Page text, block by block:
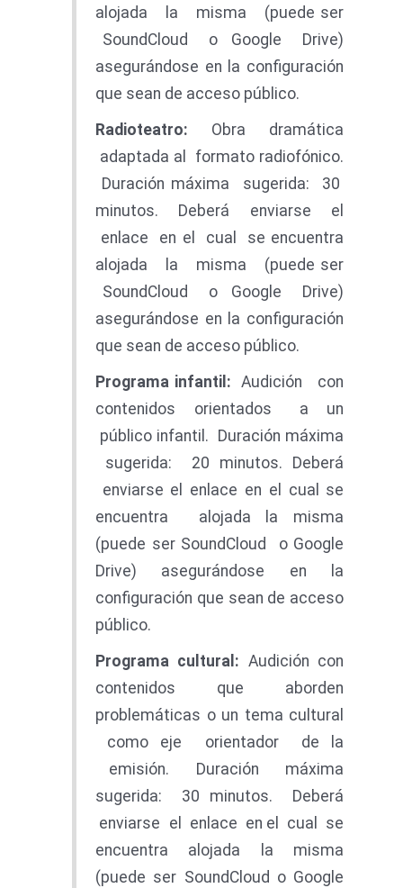
alojada la misma (puede ser
SoundCloud o Google Drive)
asegurándose en la configuración
que sean de acceso público.
Radioteatro: Obra dramática
adaptada al formato radiofónico.
Duración máxima sugerida: 30
minutos. Deberá enviarse el
enlace en el cual se encuentra
alojada la misma (puede ser
SoundCloud o Google Drive)
asegurándose en la configuración
que sean de acceso público.
Programa infantil:Audición con
contenidos orientados a un
público infantil. Duración máxima
sugerida: 20 minutos. Deberá
enviarse el enlace en el cual se
encuentra alojada la misma
(puede ser SoundCloud o Google
Drive) asegurándose en la
configuración que sean de acceso
público.
Programa cultural: Audición con
contenidos que aborden
problemáticas o un tema cultural
como eje orientador de la
emisión. Duración máxima
sugerida: 30 minutos. Deberá
enviarse el enlace en el cual se
encuentra alojada la misma
(puede ser SoundCloud o Google